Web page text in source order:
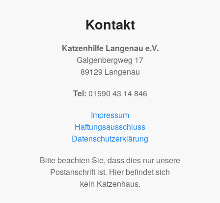
Kontakt
Katzenhilfe Langenau e.V.
Galgenbergweg 17
89129 Langenau
Tel: 01590 43 14 846
Impressum
Haftungsausschluss
Datenschutzerklärung
Bitte beachten Sie, dass dies nur unsere
Postanschrift ist. Hier befindet sich
kein Katzenhaus.